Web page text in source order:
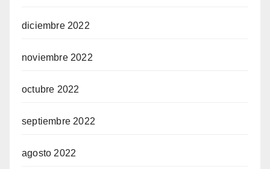
diciembre 2022
noviembre 2022
octubre 2022
septiembre 2022
agosto 2022